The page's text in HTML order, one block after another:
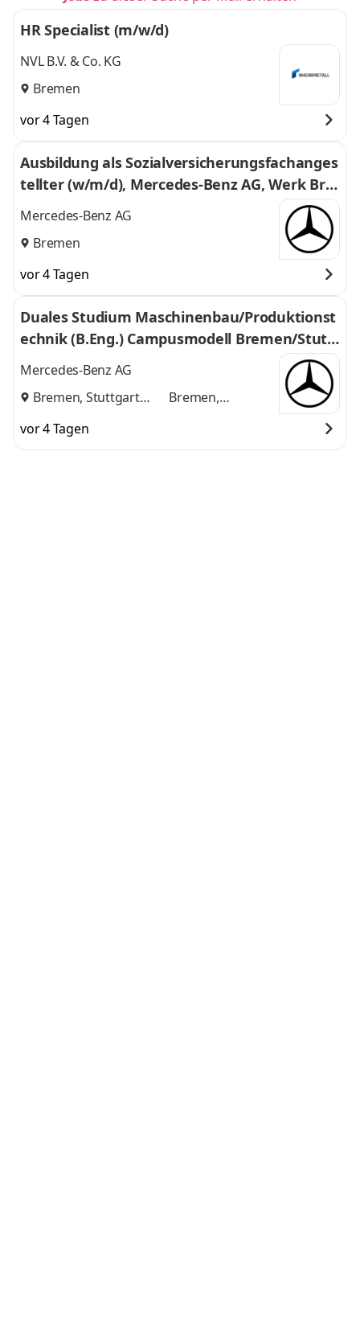
HR Specialist (m/w/d)
NVL B.V. & Co. KG
Bremen
vor 4 Tagen
Ausbildung als Sozialversicherungsfachanges
tellter (w/m/d), Mercedes-Benz AG, Werk Bre
men, Ausbildungsbeginn 01.09.2027
Mercedes-Benz AG
Bremen
vor 4 Tagen
Duales Studium Maschinenbau/Produktionst
echnik (B.Eng.) Campusmodell Bremen/Stutt
gart, 01.10.2027 (m/w/d)
Mercedes-Benz AG
Bremen, Stuttgart
Bremen,
vor 4 Tagen